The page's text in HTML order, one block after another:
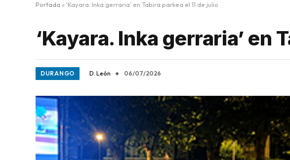
Portada » ‘Kayara. Inka gerraria’ en Tabira parkea el 11 de julio
‘Kayara. Inka gerraria’ en
DURANGO D. León 06/07/2026